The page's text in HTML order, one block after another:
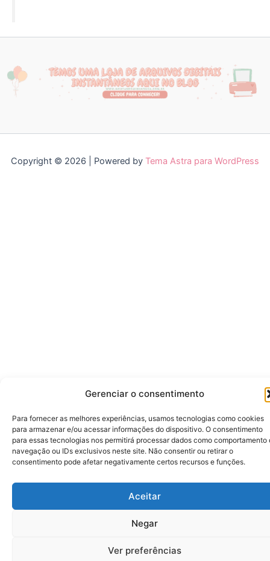
Gerenciar o consentimento
Para fornecer as melhores experiências, usamos tecnologias como cookies
para armazenar e/ou acessar informações do dispositivo. O consentimento
para essas tecnologias nos permitirá processar dados como comportamento
navegação ou IDs exclusivos neste site. Não consentir ou retirar o
consentimento pode afetar negativamente certos recursos e funções.
Aceitar
Negar
Ver preferências
Copyright © 2026 | Powered by Tema Astra para WordPress